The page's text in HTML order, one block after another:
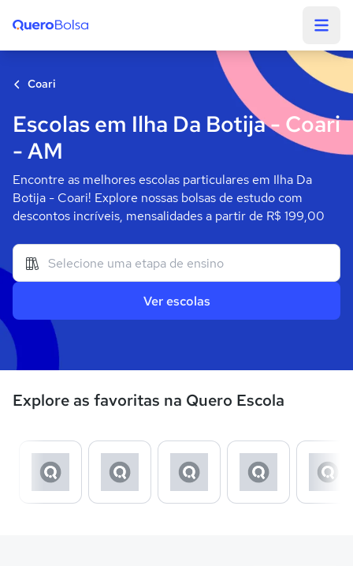
Coari
Escolas em Ilha Da Botija - Coari
- AM
Encontre as melhores escolas particulares em Ilha Da
Botija - Coari! Explore nossas bolsas de estudo com
descontos incríveis, mensalidades a partir de R$ 199,00
Ver escolas
Explore as favoritas na Quero Escola